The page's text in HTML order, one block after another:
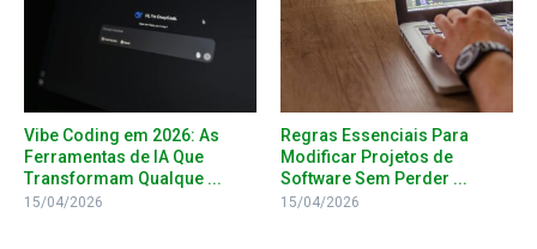
Vibe Coding em 2026: As
Ferramentas de IA Que
Transformam Qualque ...
15/04/2026
Regras Essenciais Para
Modificar Projetos de
Software Sem Perder ...
15/04/2026